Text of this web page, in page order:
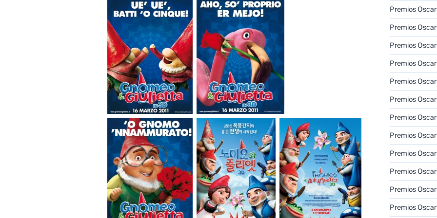
Premios
Premios
Premios
Premios
Premios
Premios
Premios
Premios
Premios
Premios
Premios
Premios